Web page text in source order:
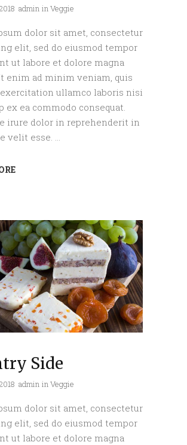
admin inVeggie
dolor sit amet, consectetur
elit, sed do eiusmod tempor
ut labore et dolore magna
enim ad minim veniam, quis
ullamco laboris nisi
ex ea commodo consequat.
irure dolor in reprehenderit in
velit esse.
Side
admin inVeggie
dolor sit amet, consectetur
elit, sed do eiusmod tempor
ut labore et dolore magna